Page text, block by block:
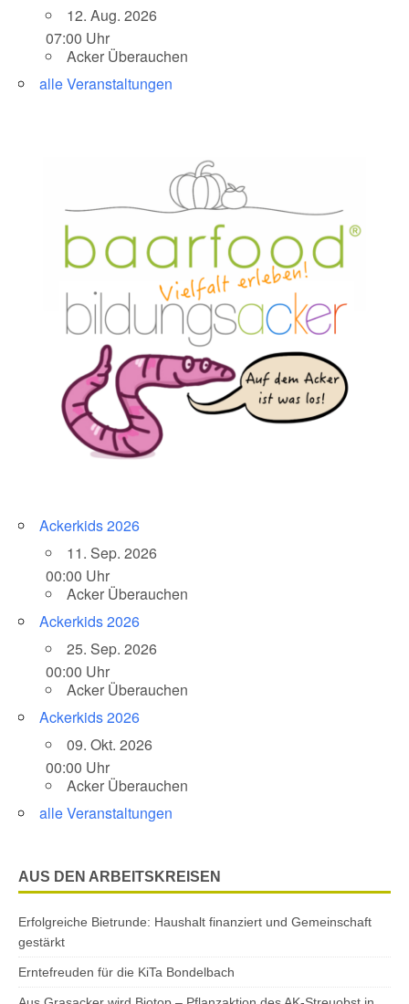
12. Aug. 2026
07:00 Uhr
Acker Überauchen
alle Veranstaltungen
Ackerkids 2026
11. Sep. 2026
00:00 Uhr
Acker Überauchen
Ackerkids 2026
25. Sep. 2026
00:00 Uhr
Acker Überauchen
Ackerkids 2026
09. Okt. 2026
00:00 Uhr
Acker Überauchen
alle Veranstaltungen
AUS DEN ARBEITSKREISEN
Erfolgreiche Bietrunde: Haushalt finanziert und Gemeinschaft
gestärkt
Erntefreuden für die KiTa Bondelbach